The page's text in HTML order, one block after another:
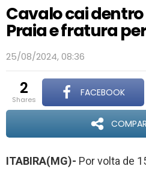
Cavalo cai
Praia e fratura
25/08/2024, 08:36
2
shares
FACEBOOK
ITABIRA(MG)- Por volta de